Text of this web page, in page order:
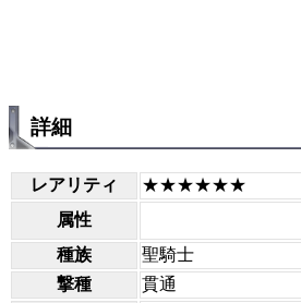
詳細
レアリティ
★★★★★★
属性
種族
聖騎士
撃種
貫通